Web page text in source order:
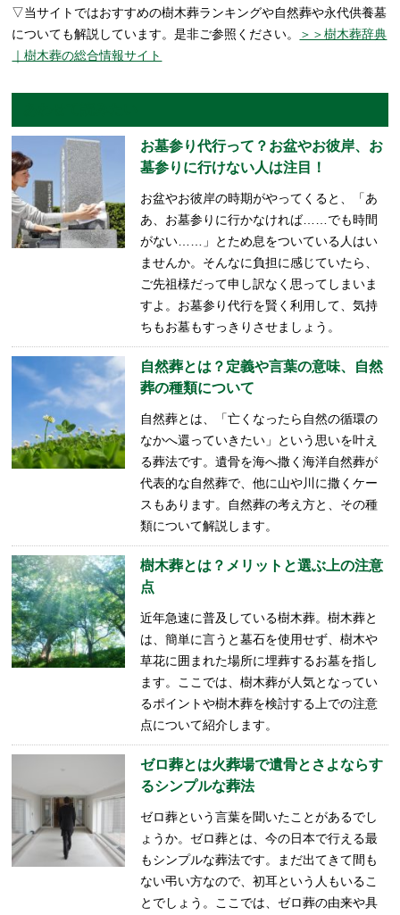
▽当サイトではおすすめの樹木葬ランキングや自然葬や永代供養墓
についても解説しています。是非ご参照ください。
＞＞樹木葬辞典
｜樹木葬の総合情報サイト
お墓参り代行って？お盆やお彼岸、お
墓参りに行けない人は注目！
お盆やお彼岸の時期がやってくると、「あ
あ、お墓参りに行かなければ……でも時間
がない……」とため息をついている人はい
ませんか。そんなに負担に感じていたら、
ご先祖様だって申し訳なく思ってしまいま
すよ。お墓参り代行を賢く利用して、気持
ちもお墓もすっきりさせましょう。
自然葬とは？定義や言葉の意味、自然
葬の種類について
自然葬とは、「亡くなったら自然の循環の
なかへ還っていきたい」という思いを叶え
る葬法です。遺骨を海へ撒く海洋自然葬が
代表的な自然葬で、他に山や川に撒くケー
スもあります。自然葬の考え方と、その種
類について解説します。
樹木葬とは？メリットと選ぶ上の注意
点
近年急速に普及している樹木葬。樹木葬と
は、簡単に言うと墓石を使用せず、樹木や
草花に囲まれた場所に埋葬するお墓を指し
ます。ここでは、樹木葬が人気となってい
るポイントや樹木葬を検討する上での注意
点について紹介します。
ゼロ葬とは火葬場で遺骨とさよならす
るシンプルな葬法
ゼロ葬という言葉を聞いたことがあるでし
ょうか。ゼロ葬とは、今の日本で行える最
もシンプルな葬法です。まだ出てきて間も
ない弔い方なので、初耳という人もいるこ
とでしょう。ここでは、ゼロ葬の由来や具